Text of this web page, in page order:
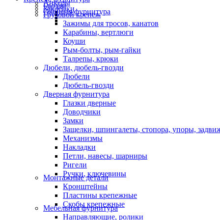
Анкеры
Гвозди
Заклепки
Оконная фурнитура
Грузовой крепеж
Зажимы для тросов, канатов
Карабины, вертлюги
Коуши
Рым-болты, рым-гайки
Талрепы, крюки
Дюбели, дюбель-гвозди
Дюбели
Дюбель-гвозди
Дверная фурнитура
Глазки дверные
Доводчики
Замки
Защелки, шпингалеты, стопора, упоры,
Механизмы
Накладки
Петли, навесы, шарниры
Ригели
Ручки, ключевины
Монтажные детали
Кронштейны
Пластины крепежные
Скобы крепежные
Мебельная фурнитура
Направляющие, ролики